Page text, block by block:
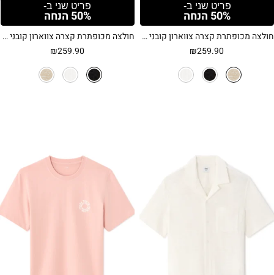
פריט שני ב-
50% הנחה
חולצה מכופתרת קצרה צווארון קובני וטקסטורה ייחודית – בז'
₪259.90
פריט שני ב-
50% הנחה
חולצה מכופתרת קצרה צווארון קובני וטקסטורה ייחודית – שחור
₪259.90